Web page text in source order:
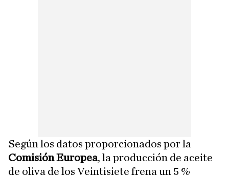
Según los datos proporcionados por la
Comisión Europea, la producción de aceite
de oliva de los Veintisiete frena un 5 %